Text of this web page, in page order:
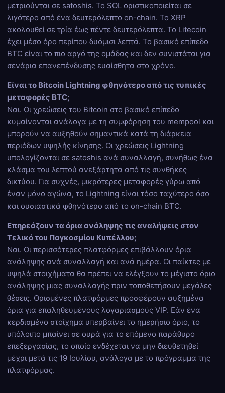
μετριούνται σε satoshis. Το SOL οριστικοποιείται σε
λιγότερο από ένα δευτερόλεπτο on-chain. Το XRP
ακολουθεί σε τρία έως πέντε δευτερόλεπτα. Το Litecoin
έχει μέσο όρο περίπου δυόμισι λεπτά. Το βασικό επίπεδο
BTC είναι το πιο αργό της ομάδας και δεν συνιστάται για
σενάρια επανεπένδυσης ευαίσθητα στο χρόνο.
Είναι το Bitcoin Lightning φθηνότερο από τις τυπικές
μεταφορές BTC;
Ναι. Οι χρεώσεις του Bitcoin στο βασικό επίπεδο
κυμαίνονται ανάλογα με τη συμφόρηση του mempool και
μπορούν να αυξηθούν σημαντικά κατά τη διάρκεια
περιόδων υψηλής κίνησης. Οι χρεώσεις Lightning
υπολογίζονται σε satoshis ανά συναλλαγή, συνήθως ένα
κλάσμα του λεπτού ανεξάρτητα από τις συνθήκες
δικτύου. Για συχνές, μικρότερες μεταφορές γύρω από
έναν μόνο αγώνα, το Lightning είναι τόσο ταχύτερο όσο
και ουσιαστικά φθηνότερο από το on-chain BTC.
Επηρεάζουν τα όρια ανάληψης τις αναλήψεις στον
Τελικό του Παγκοσμίου Κυπέλλου;
Ναι. Οι περισσότερες πλατφόρμες επιβάλλουν όρια
ανάληψης ανά συναλλαγή και ανά ημέρα. Οι παίκτες με
υψηλά στοιχήματα θα πρέπει να ελέγξουν το μέγιστο όριο
ανάληψης μιας συναλλαγής πριν τοποθετήσουν μεγάλες
θέσεις. Ορισμένες πλατφόρμες προσφέρουν αυξημένα
όρια για επαληθευμένους λογαριασμούς VIP. Εάν ένα
κερδισμένο στοίχημα υπερβαίνει το ημερήσιο όριο, το
υπόλοιπο μπαίνει σε ουρά για το επόμενο παράθυρο
επεξεργασίας, το οποίο ενδέχεται να μην διευθετηθεί
μέχρι μετά τις 19 Ιουλίου, ανάλογα με το πρόγραμμα της
πλατφόρμας.